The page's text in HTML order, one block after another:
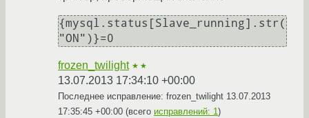
{mysql.status[Slave_running].str(
"ON")}=0
frozen_twilight ★★
13.07.2013 17:34:10 +00:00
Последнее исправление: frozen_twilight 13.07.2013
17:35:45 +00:00 (всего исправлений: 1)